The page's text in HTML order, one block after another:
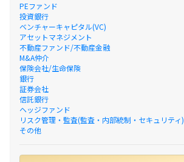
PEファンド
投資銀行
ベンチャーキャピタル(VC)
アセットマネジメント
不動産ファンド/不動産金融
M&A仲介
保険会社/生命保険
銀行
証券会社
信託銀行
ヘッジファンド
リスク管理・監査(監査・内部統制・セキュリティ)
その他